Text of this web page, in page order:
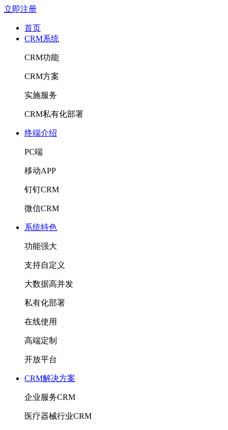
立即注册
首页
CRM系统
CRM功能
CRM方案
实施服务
CRM私有化部署
终端介绍
PC端
移动APP
钉钉CRM
微信CRM
系统特色
功能强大
支持自定义
大数据高并发
私有化部署
在线使用
高端定制
开放平台
CRM解决方案
企业服务CRM
医疗器械行业CRM